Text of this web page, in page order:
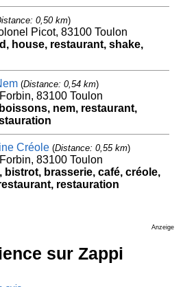
0,50 km)
Picot, 83100 Toulon
house, restaurant, shake,
(Distance: 0,54 km)
83100 Toulon
nem, restaurant,
Créole(Distance: 0,55 km)
83100 Toulon
bistrot, brasserie, café, créole,
restauration
Anzeige
sur Zappi